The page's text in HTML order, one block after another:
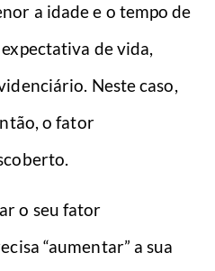
a idade e o tempo de
de vida,
Neste caso,
o fator
o seu fator
“aumentar” a sua